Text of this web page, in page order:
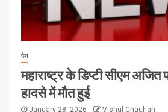
देश
महाराष्ट्र के डिप्टी सीएम अजित
हादसे में मौत हुई
January 28, 2026 Vishul Chauhan